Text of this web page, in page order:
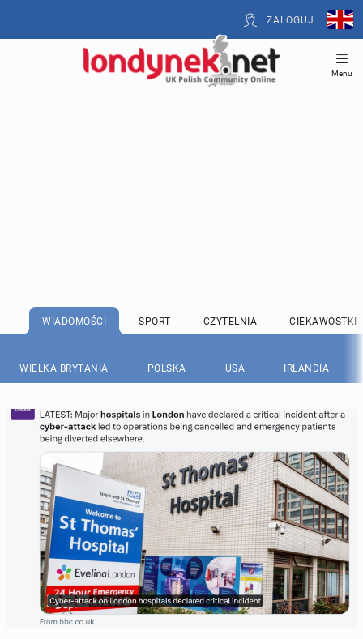
ZALOGUJ
Menu
WIADOMOŚCI SPORT CZYTELNIA CIEKAWOSTKI
WIELKA BRYTANIA POLSKA USA IRLANDIA